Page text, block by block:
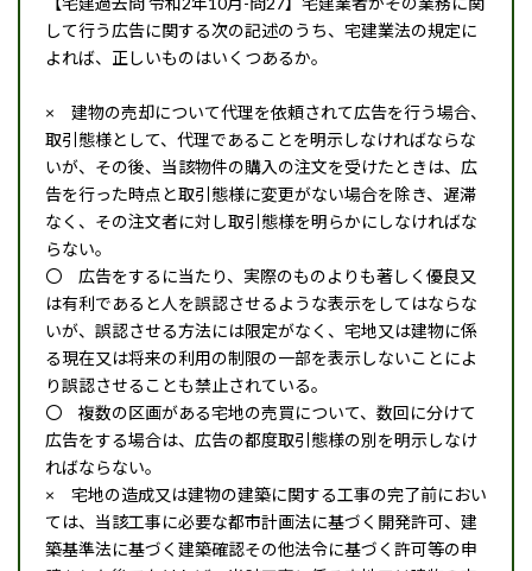
して行う広告に関する次の記述のうち、宅建業法の規定に
よれば、正しいものはいくつあるか。
× 建物の売却について代理を依頼されて広告を行う場合、
取引態様として、代理であることを明示しなければならな
いが、その後、当該物件の購入の注文を受けたときは、広
告を行った時点と取引態様に変更がない場合を除き、遅滞
なく、その注文者に対し取引態様を明らかにしなければな
らない。
〇 広告をするに当たり、実際のものよりも著しく優良又
は有利であると人を誤認させるような表示をしてはならな
いが、誤認させる方法には限定がなく、宅地又は建物に係
る現在又は将来の利用の制限の一部を表示しないことによ
り誤認させることも禁止されている。
〇 複数の区画がある宅地の売買について、数回に分けて
広告をする場合は、広告の都度取引態様の別を明示しなけ
ればならない。
× 宅地の造成又は建物の建築に関する工事の完了前におい
ては、当該工事に必要な都市計画法に基づく開発許可、建
築基準法に基づく建築確認その他法令に基づく許可等の申